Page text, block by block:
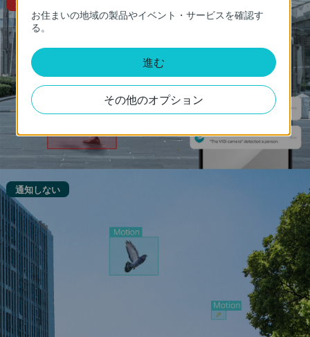
通知する
通知しない
お住まいの地域の製品やイベント・サービスを確認す
る。
進む
その他のオプション